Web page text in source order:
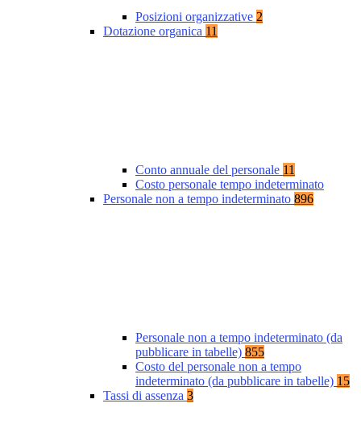
Posizioni organizzative 2
Dotazione organica 11
Conto annuale del personale 11
Costo personale tempo indeterminato
Personale non a tempo indeterminato 896
Personale non a tempo indeterminato (da
pubblicare in tabelle) 855
Costo del personale non a tempo
indeterminato (da pubblicare in tabelle) 15
Tassi di assenza 3